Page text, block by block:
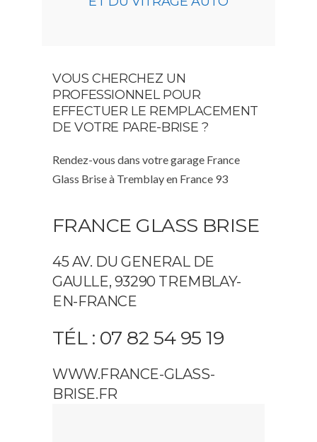
VOUS CHERCHEZ UN
PROFESSIONNEL POUR
EFFECTUER LE REMPLACEMENT
DE VOTRE PARE-BRISE ?
Rendez-vous dans votre garage France
Glass Brise à Tremblay en France 93
FRANCE GLASS BRISE
45 AV. DU GENERAL DE
GAULLE, 93290 TREMBLAY-
EN-FRANCE
TÉL : 07 82 54 95 19
WWW.FRANCE-GLASS-
BRISE.FR